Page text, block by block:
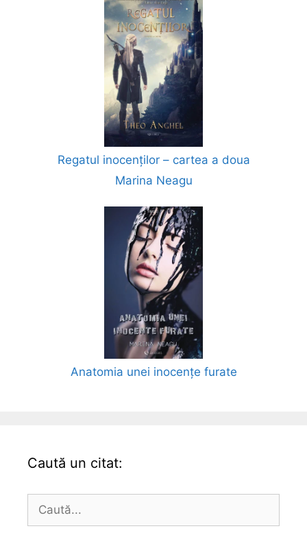
Regatul inocenților – cartea a doua
Marina Neagu
Anatomia unei inocențe furate
Caută un citat:
după: